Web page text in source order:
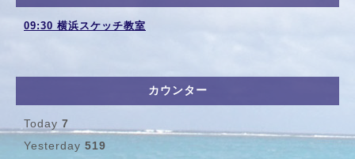
09:30 横浜スケッチ教室
カウンター
Today 7
Yesterday 519